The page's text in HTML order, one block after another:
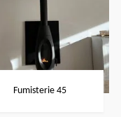
Fumisterie 45